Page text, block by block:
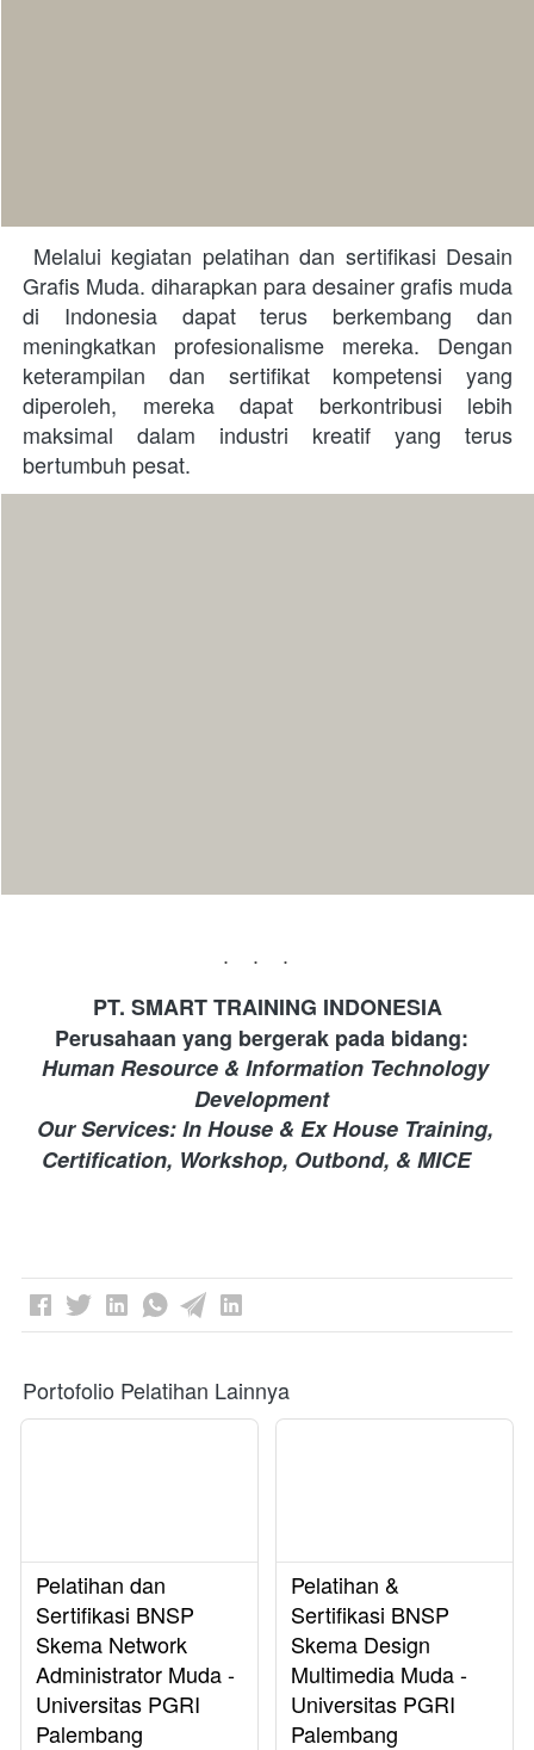
Grafis Muda. diharapkan para desainer grafis muda
di Indonesia dapat terus berkembang dan
meningkatkan profesionalisme mereka. Dengan
keterampilan dan sertifikat kompetensi yang
diperoleh, mereka dapat berkontribusi lebih
maksimal dalam industri kreatif yang terus
bertumbuh pesat.
...
PT. SMART TRAINING INDONESIA
Perusahaan yang bergerak pada bidang:
Human Resource & Information Technology
Development
Our Services: In House & Ex House Training,
Certification, Workshop, Outbond, & MICE
Portofolio Pelatihan Lainnya
Pelatihan dan
Sertifikasi BNSP
Skema Network
Administrator Muda -
Universitas PGRI
Palembang
Pelatihan &
Sertifikasi BNSP
Skema Design
Multimedia Muda -
Universitas PGRI
Palembang